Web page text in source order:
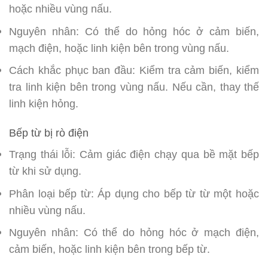
hoặc nhiều vùng nấu.
Nguyên nhân: Có thể do hỏng hóc ở cảm biến,
mạch điện, hoặc linh kiện bên trong vùng nấu.
Cách khắc phục ban đầu: Kiểm tra cảm biến, kiểm
tra linh kiện bên trong vùng nấu. Nếu cần, thay thế
linh kiện hỏng.
Bếp từ bị rò điện
Trạng thái lỗi: Cảm giác điện chạy qua bề mặt bếp
từ khi sử dụng.
Phân loại bếp từ: Áp dụng cho bếp từ từ một hoặc
nhiều vùng nấu.
Nguyên nhân: Có thể do hỏng hóc ở mạch điện,
cảm biến, hoặc linh kiện bên trong bếp từ.